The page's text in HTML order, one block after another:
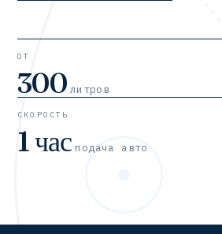
ОТ
300 литров
СКОРОСТЬ
1 час подача авто